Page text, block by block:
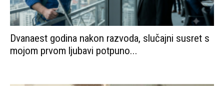
Dvanaest godina nakon razvoda, slučajni susret s
mojom prvom ljubavi potpuno...